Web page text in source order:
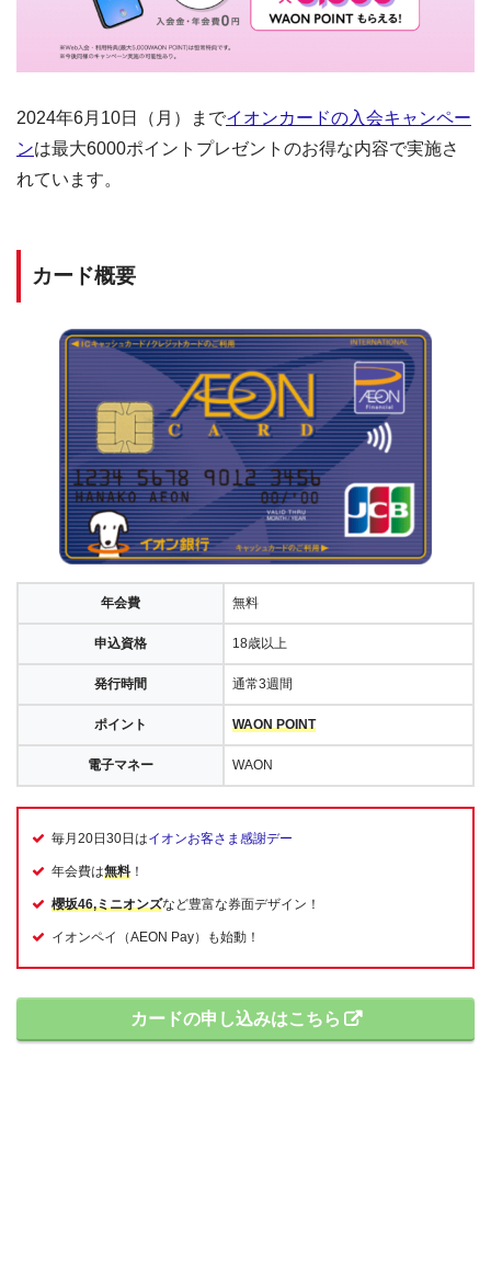
2024年6月10日（月）までイオンカードの入会キャンペー
ンは最大6000ポイントプレゼントのお得な内容で実施さ
れています。
カード概要
年会費 無料
申込資格 18歳以上
発行時間 通常3週間
ポイント WAON POINT
電子マネー WAON
毎月20日30日はイオンお客さま感謝デー
年会費は無料 ！
櫻坂46,ミニオンズなど豊富な券面デザイン！
イオンペイ（AEON Pay）も始動！
カードの申し込みはこちら